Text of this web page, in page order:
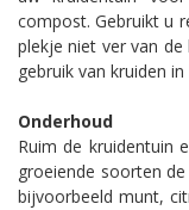
compost. Gebruikt u
plekje niet ver van
gebruik van kruiden
Onderhoud
Ruim de kruidentuin
groeiende soorten
bijvoorbeeld munt,